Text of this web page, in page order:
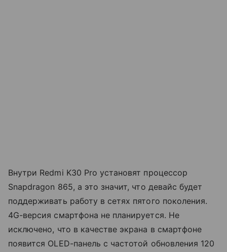
Внутри Redmi K30 Pro установят процессор
Snapdragon 865, а это значит, что девайс будет
поддерживать работу в сетях пятого поколения.
4G-версия смартфона не планируется. Не
исключено, что в качестве экрана в смартфоне
появится OLED-панель с частотой обновления 120